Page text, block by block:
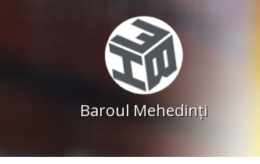
Baroul Mehedinţi